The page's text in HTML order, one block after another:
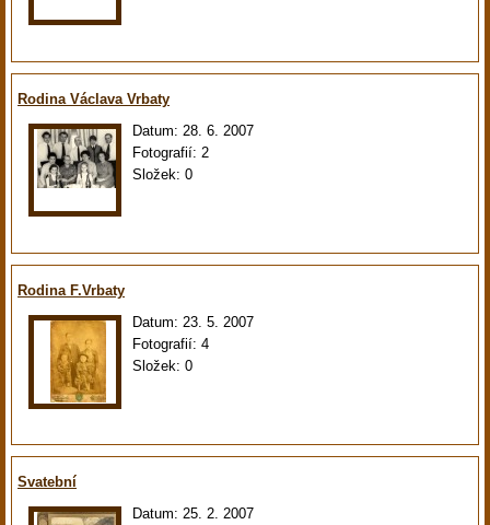
Rodina Václava Vrbaty
Datum: 28. 6. 2007
Fotografií: 2
Složek: 0
Rodina F.Vrbaty
Datum: 23. 5. 2007
Fotografií: 4
Složek: 0
Svatební
Datum: 25. 2. 2007